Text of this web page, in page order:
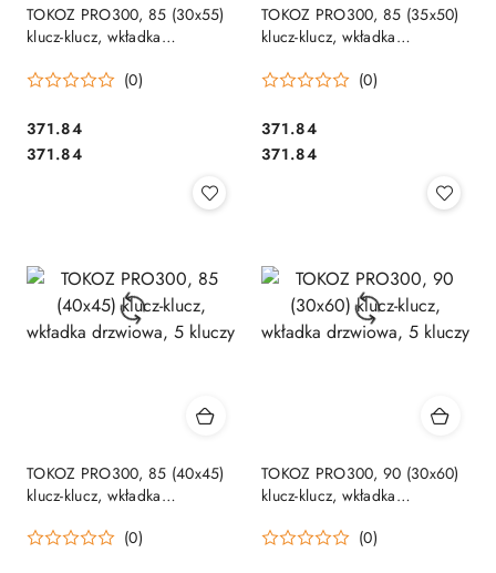
TOKOZ PRO300, 85 (30x55)
klucz-klucz, wkładka
(0)
Cena:
371.84
Cena:
371.84
TOKOZ PRO300, 85 (35x50)
klucz-klucz, wkładka
(0)
Cena:
371.84
Cena:
371.84
TOKOZ PRO300, 85 (40x45)
klucz-klucz, wkładka
(0)
TOKOZ PRO300, 90 (30x60)
klucz-klucz, wkładka
(0)